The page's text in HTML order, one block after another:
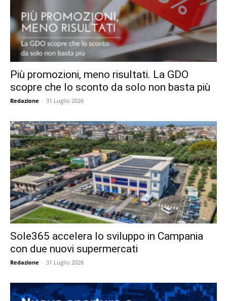
Più promozioni, meno risultati. La GDO
scopre che lo sconto da solo non basta più
Redazione - 31 Luglio 2026
Sole365 accelera lo sviluppo in Campania
con due nuovi supermercati
Redazione - 31 Luglio 2026